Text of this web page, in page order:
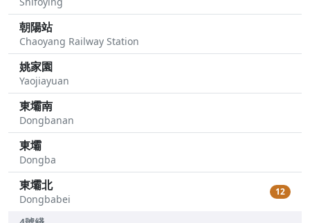
朝陽站
Chaoyang Railway Station
姚家園
Yaojiayuan
東壩南
Dongbanan
東壩
Dongba
東壩北
Dongbabei
12